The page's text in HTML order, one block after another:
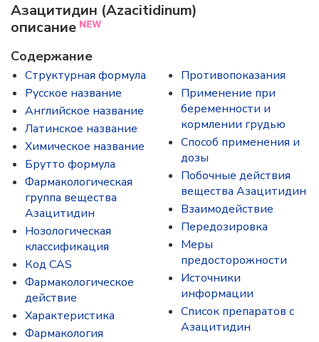
Азацитидин (Azacitidinum)
описание
Содержание
Структурная формула
Русское название
Английское название
Латинское название
Химическое название
Брутто формула
Фармакологическая
группа вещества
Азацитидин
Нозологическая
классификация
Код CAS
Фармакологическое
действие
Характеристика
Фармакология
Противопоказания
Применение при
беременности и
кормлении грудью
Способ применения и
дозы
Побочные действия
вещества Азацитидин
Взаимодействие
Передозировка
Меры
предосторожности
Источники
информации
Список препаратов с
Азацитидин